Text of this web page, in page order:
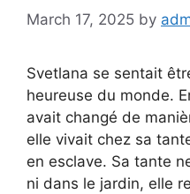
March 17, 2025 by
Svetlana se sentait
heureuse du monde.
avait changé de
elle vivait chez sa
en esclave. Sa tante
ni dans le jardin, elle